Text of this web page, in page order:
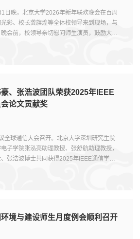
日晚，北京大学2026年新年联欢晚会在百周
彩、校长龚旗煌等全体校领导来到现场，与
会前，校领导亲切慰问师生演员，鼓励大家
、张浩波团队荣获2025年IEEE
论文贡献奖
全球通信大会召开。北京大学深圳研究生院
子学院张泓亮助理教授、张舒航助理教授，
张浩波博士共同获得2025年IEEE通信学会
境与建设师生月度例会顺利召开